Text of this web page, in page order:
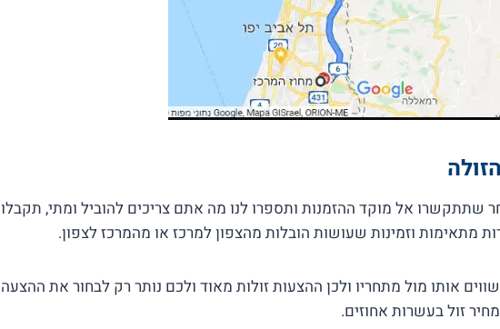
שתתקשרו אל מוקד ההזמנות ותספרו לנו מה אתם צריכים להוביל ומתי, תקבלו
אותו מול מתחריו ולכן ההצעות זולות מאוד ולכם נותר רק לבחור את ההצעה
זול בעשרות אחוזים.